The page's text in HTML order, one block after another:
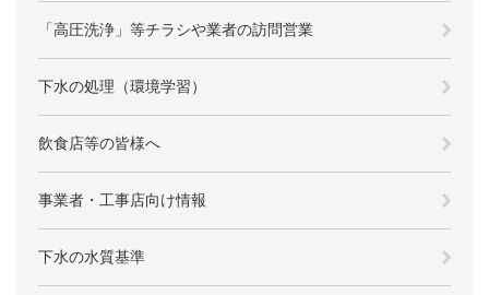
「高圧洗浄」等チラシや業者の訪問営業
下水の処理（環境学習）
飲食店等の皆様へ
事業者・工事店向け情報
下水の水質基準